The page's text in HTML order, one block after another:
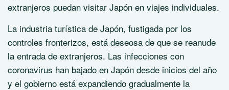
extranjeros puedan visitar Japón en viajes individuales.
La industria turística de Japón, fustigada por los
controles fronterizos, está deseosa de que se reanude
la entrada de extranjeros. Las infecciones con
coronavirus han bajado en Japón desde inicios del año
y el gobierno está expandiendo gradualmente la